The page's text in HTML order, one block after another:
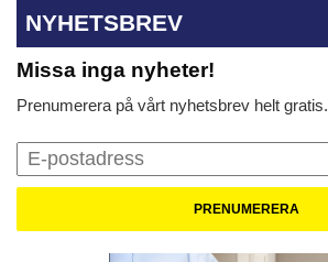
NYHETSBREV
Missa inga nyheter!
Prenumerera på vårt nyhetsbrev helt gratis.